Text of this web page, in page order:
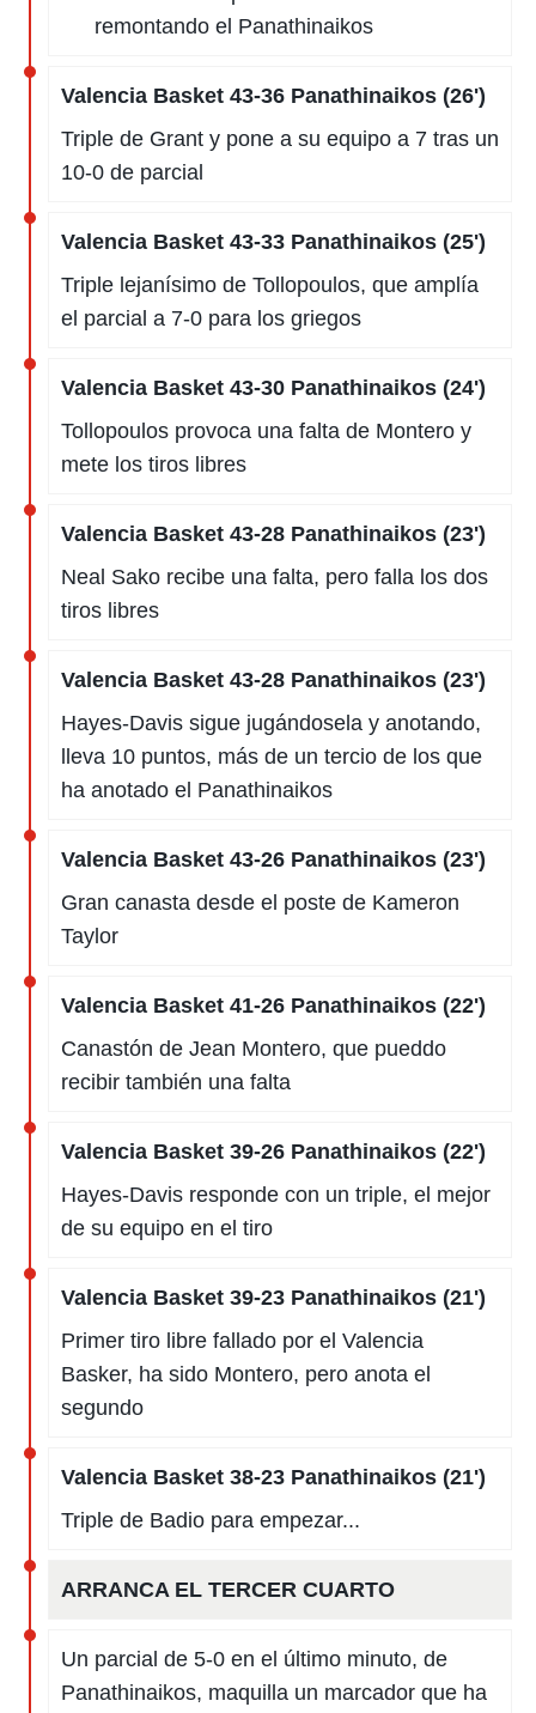
remontando el Panathinaikos
Valencia Basket 43-36 Panathinaikos (26')
Triple de Grant y pone a su equipo a 7 tras un
10-0 de parcial
Valencia Basket 43-33 Panathinaikos (25')
Triple lejanísimo de Tollopoulos, que amplía
el parcial a 7-0 para los griegos
Valencia Basket 43-30 Panathinaikos (24')
Tollopoulos provoca una falta de Montero y
mete los tiros libres
Valencia Basket 43-28 Panathinaikos (23')
Neal Sako recibe una falta, pero falla los dos
tiros libres
Valencia Basket 43-28 Panathinaikos (23')
Hayes-Davis sigue jugándosela y anotando,
lleva 10 puntos, más de un tercio de los que
ha anotado el Panathinaikos
Valencia Basket 43-26 Panathinaikos (23')
Gran canasta desde el poste de Kameron
Taylor
Valencia Basket 41-26 Panathinaikos (22')
Canastón de Jean Montero, que pueddo
recibir también una falta
Valencia Basket 39-26 Panathinaikos (22')
Hayes-Davis responde con un triple, el mejor
de su equipo en el tiro
Valencia Basket 39-23 Panathinaikos (21')
Primer tiro libre fallado por el Valencia
Basker, ha sido Montero, pero anota el
segundo
Valencia Basket 38-23 Panathinaikos (21')
Triple de Badio para empezar...
ARRANCA EL TERCER CUARTO
Un parcial de 5-0 en el último minuto, de
Panathinaikos, maquilla un marcador que ha